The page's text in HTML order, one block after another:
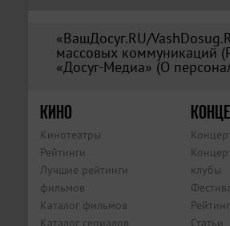
«ВашДосуг.RU/
массовых коммуникаций
«Досуг-Медиа» (О
КИНО
Кинотеатры
Рейтинги
Лучшие рейтинги
фильмов
Каталог фильмов
Каталог сериалов
клубы
Статьи